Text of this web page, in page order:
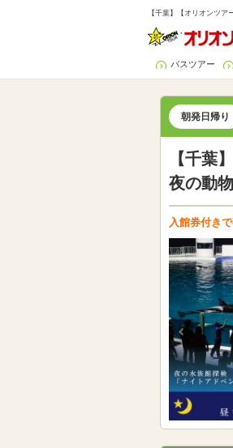
【千葉】【オリオンツ
バスツアー
朝発日帰り
【千葉
夜の動
入館券付き